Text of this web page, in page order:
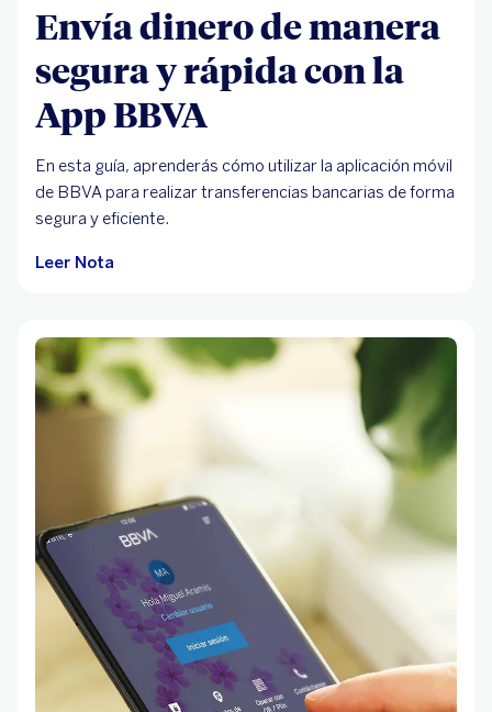
Envía dinero de manera
segura y rápida con la
App BBVA
En esta guía, aprenderás cómo utilizar la aplicación móvil
de BBVA para realizar transferencias bancarias de forma
segura y eficiente.
Leer Nota